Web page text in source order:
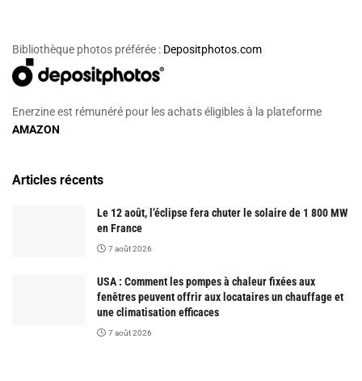
Bibliothèque photos préférée : Depositphotos.com
Enerzine est rémunéré pour les achats éligibles à la plateforme
AMAZON
Articles récents
Le 12 août, l’éclipse fera chuter le solaire de 1 800 MW
en France
7 août 2026
USA : Comment les pompes à chaleur fixées aux
fenêtres peuvent offrir aux locataires un chauffage et
une climatisation efficaces
7 août 2026